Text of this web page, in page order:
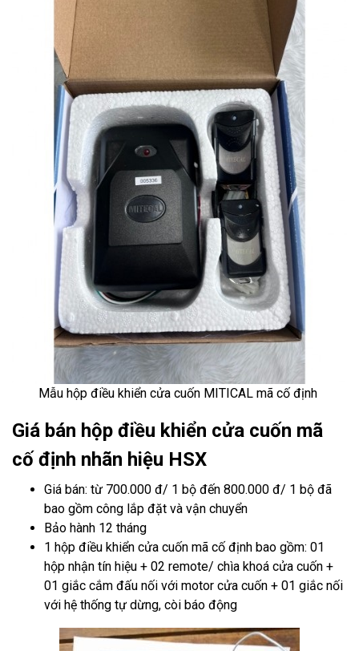
Mẫu hộp điều khiển cửa cuốn MITICAL mã cố định
Giá bán hộp điều khiển cửa cuốn mã
cố định nhãn hiệu HSX
Giá bán: từ 700.000 đ/ 1 bộ đến 800.000 đ/ 1 bộ đã
bao gồm công lắp đặt và vận chuyển
Bảo hành 12 tháng
1 hộp điều khiển cửa cuốn mã cố định bao gồm: 01
hộp nhận tín hiệu + 02 remote/ chìa khoá cửa cuốn +
01 giắc cắm đấu nối với motor cửa cuốn + 01 giắc nối
với hệ thống tự dừng, còi báo động